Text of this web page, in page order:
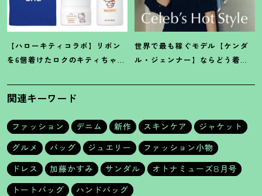
【ハローキティコラボ】リボン
を6個着けたロクのキティちゃん
も！
世界で最も稼ぐモデル【ケンダ
ル・ジェンナー】ならどう着
い添え
関連キーワード
ファッション デニム 新作 スキンケア
ジャケット
グルメ
バッグ ジュエリー
ファッション小物
ドレス
加藤かすみ サンダル
オトナミューズ8月号
トートバッグ
ハンドバッグ